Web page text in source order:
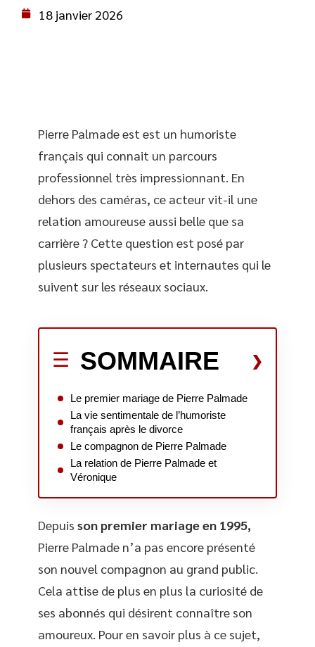
18 janvier 2026
Pierre Palmade est est un humoriste
français qui connait un parcours
professionnel très impressionnant. En
dehors des caméras, ce acteur vit-il une
relation amoureuse aussi belle que sa
carrière ? Cette question est posé par
plusieurs spectateurs et internautes qui le
suivent sur les réseaux sociaux.
SOMMAIRE
Le premier mariage de Pierre Palmade
La vie sentimentale de l’humoriste
français après le divorce
Le compagnon de Pierre Palmade
La relation de Pierre Palmade et
Véronique
Depuis son premier mariage en 1995,
Pierre Palmade n’a pas encore présenté
son nouvel compagnon au grand public.
Cela attise de plus en plus la curiosité de
ses abonnés qui désirent connaître son
amoureux. Pour en savoir plus à ce sujet,